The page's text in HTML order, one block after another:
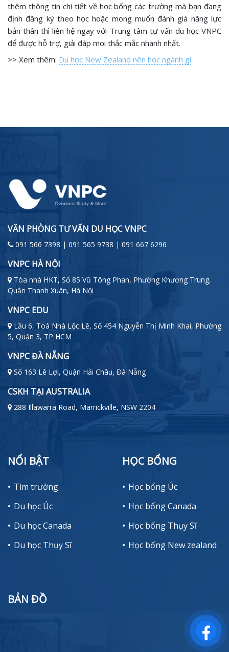
thêm thông tin chi tiết về học bổng các trường mà bạn đang
định đăng ký theo học hoặc mong muốn đánh giá năng lực
bản thân thì liên hệ ngay với Trung tâm tư vấn du học VNPC
để được hỗ trợ, giải đáp mọi thắc mắc nhanh nhất.
>> Xem thêm: Du học New Zealand nên học ngành gì
VĂN PHÒNG TƯ VẤN DU HỌC VNPC
091 566 7398 | 091 565 9738 | 091 667 6296
VNPC HÀ NỘI
Tòa nhà HKT, Số 85 Vũ Tông Phan, Phường Khương Trung,
Quận Thanh Xuân, Hà Nội
VNPC EDU
Lầu 6, Toà Nhà Lộc Lê, Số 454 Nguyễn Thị Minh Khai, Phường
5, Quận 3, TP HCM
VNPC ĐÀ NẴNG
Số 163 Lê Lợi, Quận Hải Châu, Đà Nẵng
CSKH TẠI AUSTRALIA
288 Illawarra Road, Marrickville, NSW 2204
NỔI BẬT
Tìm trường
Du học Úc
Du học Canada
Du học Thụy Sĩ
HỌC BỔNG
Học bổng Úc
Học bổng Canada
Học bổng Thụy Sĩ
Học bổng New zealand
BẢN ĐỒ